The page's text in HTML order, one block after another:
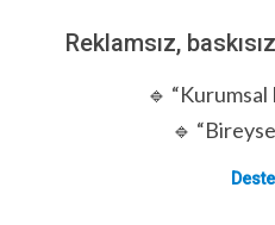
Reklamsız,
🔹
🔹